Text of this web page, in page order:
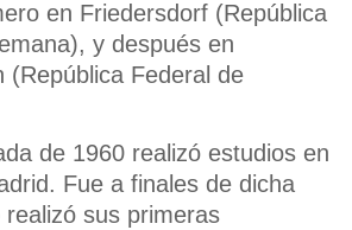
en Friedersdorf (República
y después en
(República Federal de
de 1960 realizó estudios en
Fue a finales de dicha
sus primeras